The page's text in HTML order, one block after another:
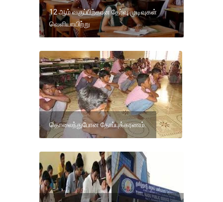
12 ஆம் வகுப்பிற்கான தேர்வு முடிவுகள்
வெளியாயிற்று
தொலைந்துபோன தோப்புக்கரணம்.